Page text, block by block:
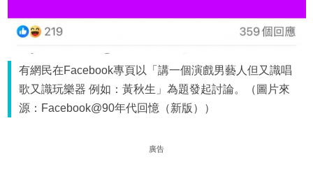
有網民在Facebook專頁以「講一個演戲男藝人但又識唱
歌又識玩樂器 例如：黃秋生」為題發起討論。（圖片來
源：Facebook@90年代回憶（新版））
廣告